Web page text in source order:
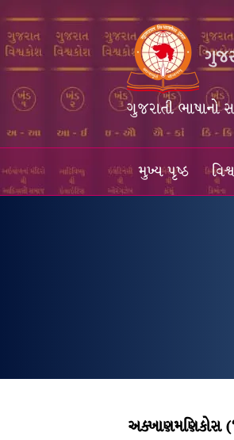
ગુજરાતી ભાષાનો
મુખ્ય પૃષ્ઠ
અક્ખાણમણિકોસ